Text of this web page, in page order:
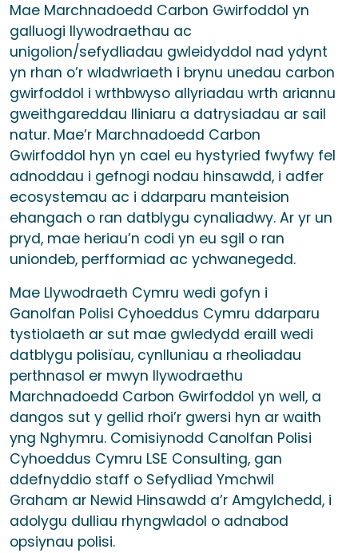
Mae Marchnadoedd Carbon Gwirfoddol yn
galluogi llywodraethau ac
unigolion/sefydliadau gwleidyddol nad ydynt
yn rhan o’r wladwriaeth i brynu unedau carbon
gwirfoddol i wrthbwyso allyriadau wrth ariannu
gweithgareddau lliniaru a datrysiadau ar sail
natur. Mae’r Marchnadoedd Carbon
Gwirfoddol hyn yn cael eu hystyried fwyfwy fel
adnoddau i gefnogi nodau hinsawdd, i adfer
ecosystemau ac i ddarparu manteision
ehangach o ran datblygu cynaliadwy. Ar yr un
pryd, mae heriau’n codi yn eu sgil o ran
uniondeb, perfformiad ac ychwanegedd.
Mae Llywodraeth Cymru wedi gofyn i
Ganolfan Polisi Cyhoeddus Cymru ddarparu
tystiolaeth ar sut mae gwledydd eraill wedi
datblygu polisïau, cynlluniau a rheoliadau
perthnasol er mwyn llywodraethu
Marchnadoedd Carbon Gwirfoddol yn well, a
dangos sut y gellid rhoi’r gwersi hyn ar waith
yng Nghymru. Comisiynodd Canolfan Polisi
Cyhoeddus Cymru LSE Consulting, gan
ddefnyddio staff o Sefydliad Ymchwil
Graham ar Newid Hinsawdd a’r Amgylchedd, i
adolygu dulliau rhyngwladol o adnabod
opsiynau polisi.